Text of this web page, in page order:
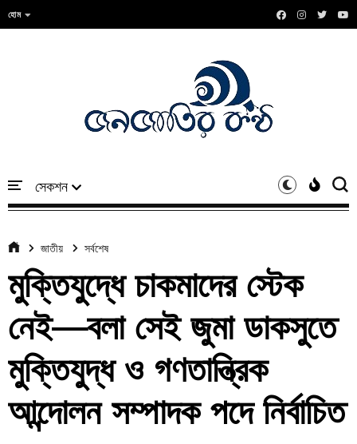
হোম
জাতীয় সর্বশেষ
মুক্তিযুদ্ধে চাকমাদের স্টেক
নেই—বলা সেই জুমা ডাকসুতে
মুক্তিযুদ্ধ ও গণতান্ত্রিক
আন্দোলন সম্পাদক পদে নির্বাচিত